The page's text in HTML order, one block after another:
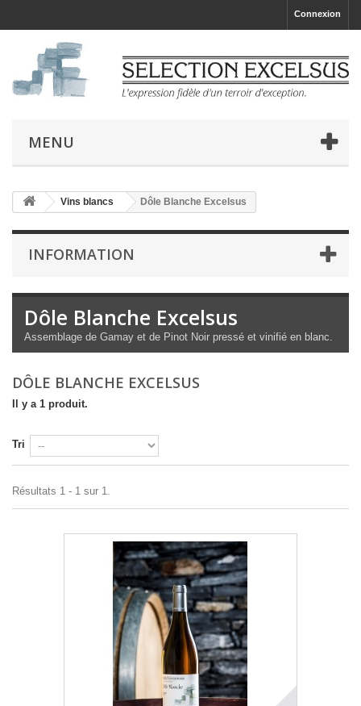
Connexion
MENU
Vins blancs Dôle Blanche Excelsus
INFORMATION
Dôle Blanche Excelsus
Assemblage de Gamay et de Pinot Noir pressé et vinifié en blanc.
DÔLE BLANCHE EXCELSUS
Il y a 1 produit.
Tri
Résultats 1 - 1 sur 1.